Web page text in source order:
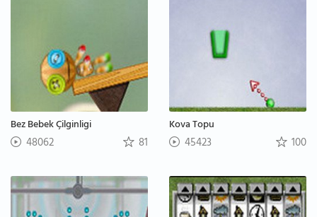
Bez Bebek Çilginligi
48062 81
Kova Topu
45423 100